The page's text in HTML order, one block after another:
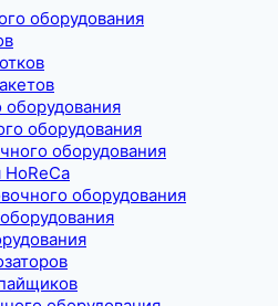
оборудования
оборудования
оборудования
оборудования